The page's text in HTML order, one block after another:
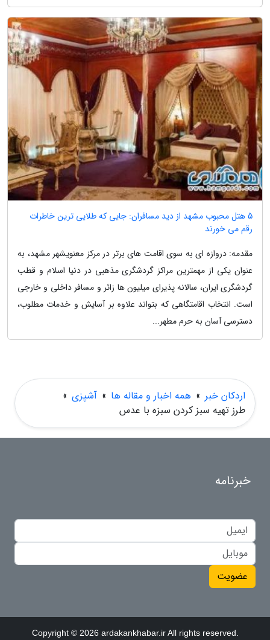
5 هتل محبوب مشهد از دید مسافران: جایی که طلایی ترین خاطرات
رقم می خورند
مقدمه: دروازه ای به سوی اقامت های برتر در مرکز معنویشهر مشهد، به
عنوان یکی از مهمترین مراکز گردشگری مذهبی در دنیا اسلام و قطب
گردشگری ایران، سالانه پذیرای میلیون ها زائر و مسافر داخلی و خارجی
است. انتخاب اقامتگاهی که بتواند علاوه بر آسایش و خدمات مطلوب،
دسترسی آسان به حرم مطهر...
اردکان خبر » همه اخبار و مقاله ها » آشپزی »
طرز تهیه سبز کردن سبزه با عدس
خبرنامه
عضویت
Copyright © 2026 ardakankhabar.ir All rights reserved.